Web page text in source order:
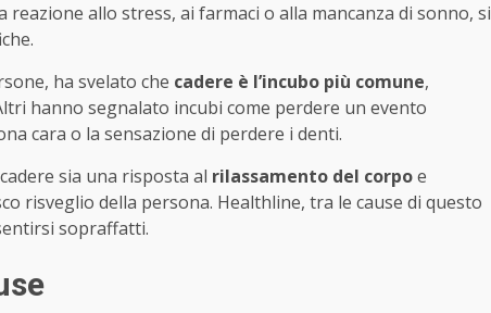
allo stress, ai farmaci o alla mancanza di sonno, si
ha svelato che cadere è l’incubo più comune,
hanno segnalato incubi come perdere un evento
cara o la sensazione di perdere i denti.
sia una risposta al rilassamento del corpoe
risveglio della persona. Healthline, tra le cause di questo
sopraffatti.